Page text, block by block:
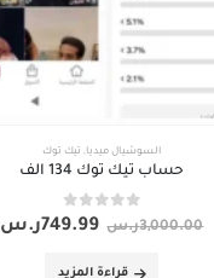
السوشيال ميديا , تيك توك
حساب تيك توك 134 الف
0
3,000.00ر.س 749.99ر.س
قراءة المزيد